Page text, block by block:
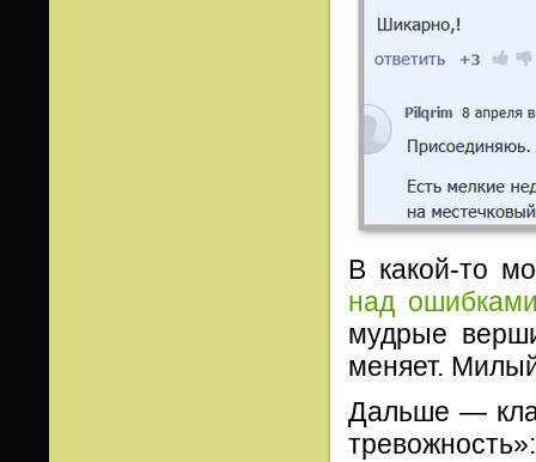
В какой-то
над
мудрые
меняет.
Дальше —
тревожность»: